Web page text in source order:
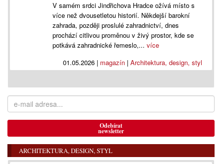
V samém srdci Jindřichova Hradce ožívá místo s
více než dvousetletou historií. Někdejší barokní
zahrada, později proslulé zahradnictví, dnes
prochází citlivou proměnou v živý prostor, kde se
potkává zahradnické řemeslo,...více
01.05.2026| magazín| Architektura, design, styl
Odebírat
newsletter
ARCHITEKTURA, DESIGN, STYL